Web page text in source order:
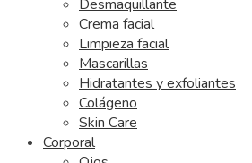
Desmaquillante
Crema facial
Limpieza facial
Mascarillas
Hidratantes y exfoliantes
Colágeno
Skin Care
Corporal